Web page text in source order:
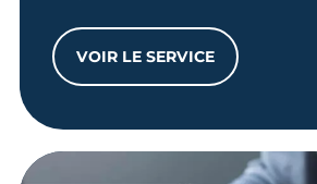
VOIR LE SERVICE
OBJECTIF